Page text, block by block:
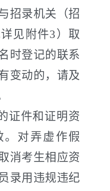
招录机关 （招
见附件3 ）取
时登记的联系
变动的，请及
证件和证明资
对弄虚作假
消考生相应资
录用违规违纪